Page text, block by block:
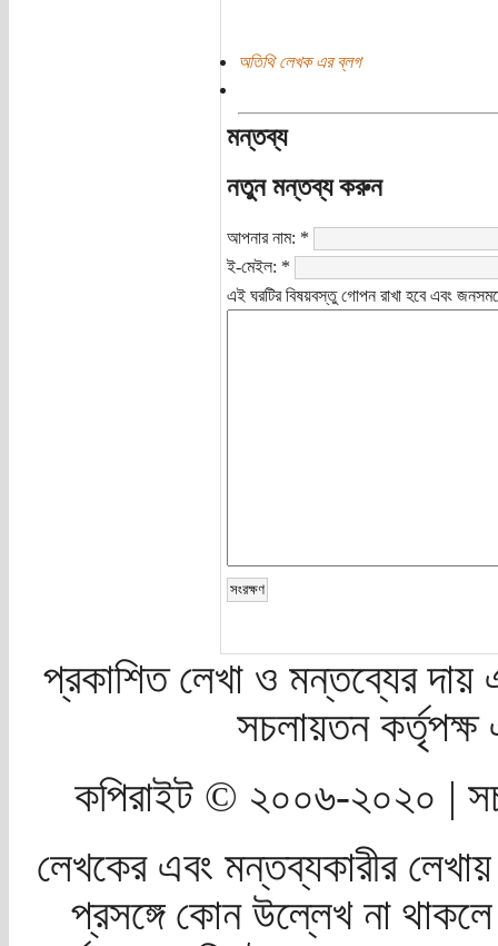
অতিথি লেখক এর ব্লগ
মন্তব্য
নতুন মন্তব্য করুন
আপনার নাম: *
ই-মেইল: *
এই ঘরটির বিষয়বস্তু গোপন রাখা হবে এবং
প্রকাশিত লেখা ও মন্তব্যের দায়
সচলায়তন
কপিরাইট © ২০০৬-২০২০ |
লেখকের এবং মন্তব্যকারীর
প্রসঙ্গে কোন উল্লেখ না